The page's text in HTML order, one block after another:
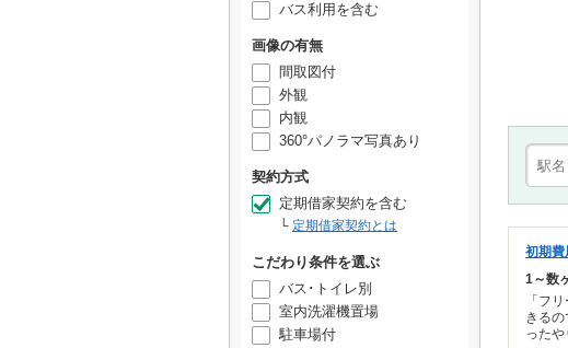
バス利用を含む
画像の有無
間取図付
外観
内観
360°パノラマ写真あり
契約方式
定期借家契約を含む
定期借家契約とは
こだわり条件を選ぶ
バス･トイレ別
室内洗濯機置場
駐車場付
初期費
1～数
「フ
きる
った